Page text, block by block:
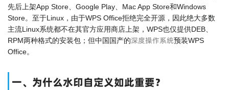
先后上架App Store、Google Play、Mac App Store和Windows
Store。至于Linux，由于WPS Office拒绝完全开源，因此绝大多数
主流Linux系统都不在其官方应用商店上架，WPS也仅提供DEB、
RPM两种格式的安装包；但中国国产的深度操作系统预装WPS
Office。
一、为什么水印自定义如此重要？